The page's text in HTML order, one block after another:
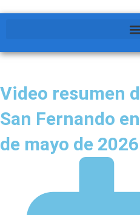
Video resumen
San Fernando
de mayo de 2026